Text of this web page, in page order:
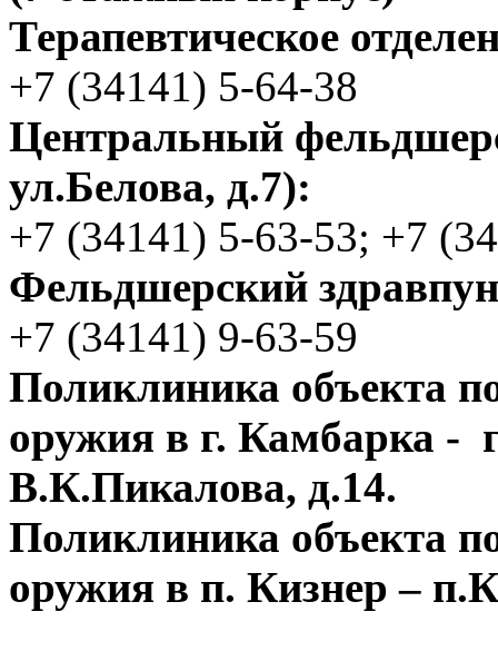
Терапевтическое
+7 (34141) 5-64-38
Центральный
ул.Белова, д.7):
+7 (34141) 5-63-53; +7
Фельдшерский
+7 (34141) 9-63-59
Поликлиника объекта
оружия в г. Камбарка -
В.К.Пикалова, д.14.
Поликлиника объекта
оружия в п. Кизнер –